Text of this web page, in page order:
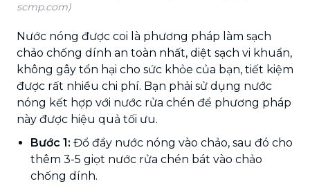
scmp.com)
Nước nóng được coi là phương pháp làm sạch
chảo chống dính an toàn nhất, diệt sạch vi khuẩn,
không gây tổn hại cho sức khỏe của bạn, tiết kiệm
được rất nhiều chi phí. Bạn phải sử dụng nước
nóng kết hợp với nước rửa chén để phương pháp
này được hiệu quả tối ưu.
Bước 1: Đổ đầy nước nóng vào chảo, sau đó cho
thêm 3-5 giọt nước rửa chén bát vào chảo
chống dính.